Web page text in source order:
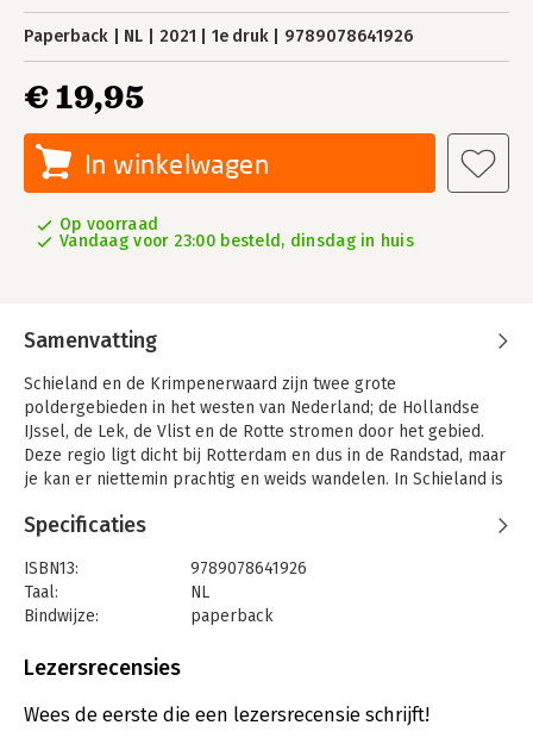
Paperback NL 2021 1e druk 9789078641926
€ 19,95
In winkelwagen
Op voorraad
Vandaag voor 23:00 besteld, dinsdag in huis
Samenvatting
Schieland en de Krimpenerwaard zijn twee grote
poldergebieden in het westen van Nederland; de Hollandse
IJssel, de Lek, de Vlist en de Rotte stromen door het gebied.
Deze regio ligt dicht bij Rotterdam en dus in de Randstad, maar
je kan er niettemin prachtig en weids wandelen. In Schieland is
van Rotterdam. De Krimpenerwaard is vooral weids en stil
poldersloten: hoe landelijk kan het zijn?
Specificaties
ISBN13:
9789078641926
Taal:
NL
Bindwijze:
paperback
Uitgever:
Verschijningsdatum:
4-10-2021
Lezersrecensies
Wees de eerste die een lezersrecensie schrijft!